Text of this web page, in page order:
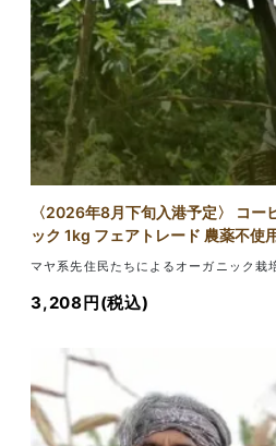
〈2026年8月下旬入港予定〉 コー
ック 1kg フェアトレード 農薬不使
マヤ系先住民たちによるオーガニック栽
3,208円(税込)